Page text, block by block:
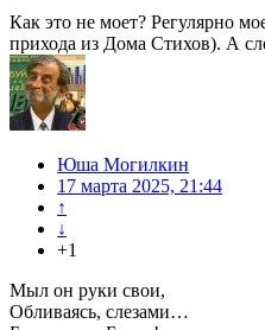
Как это не моет? Регулярно
прихода из Дома Стихов). А
Юша Могилкин
17 марта 2025, 21:44
↑
↓
+1
Мыл он руки свои,
Обливаясь, слезами…